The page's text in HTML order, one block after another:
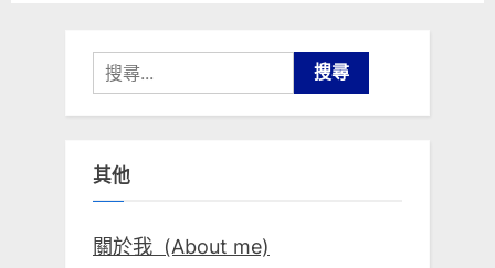
搜
尋
關
字:
其他
關於我 (About me)